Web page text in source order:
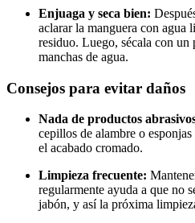
Enjuaga y seca bien:
aclarar la manguera con agua
residuo. Luego, sécala con un
manchas de agua.
Consejos para evitar daños
Nada de productos
cepillos de alambre o
el acabado cromado.
Limpieza frecuente:
regularmente ayuda a que no
jabón, y así la próxima